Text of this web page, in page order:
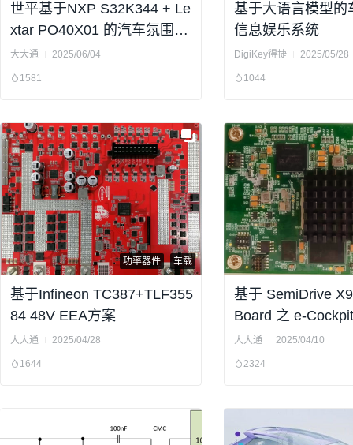
世平基于NXP S32K344 + Le
xtar PO40X01 的汽车氛围灯
方案
大大通 2025/06/04
1581
基于大语言模型的
信息娱乐系统
DigiKey得捷 2025/05/28
1044
功率器件 车载
基于Infineon TC387+TLF355
84 48V EEA方案
大大通 2025/04/28
1644
基于 SemiDrive
Board 之 e-
大大通 2025/04/10
2324